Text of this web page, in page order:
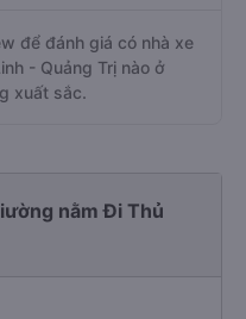
để đánh giá có nhà xe
- Quảng Trị nào ở
xuất sắc.
nằm Đi Thủ